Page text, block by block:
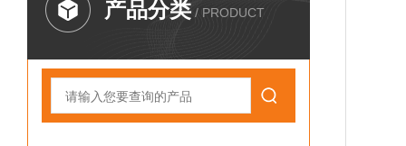
产品分类 / PRODUCT